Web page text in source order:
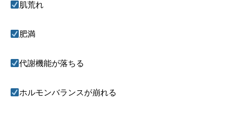
肌荒れ
肥満
代謝機能が落ちる
ホルモンバランスが崩れる